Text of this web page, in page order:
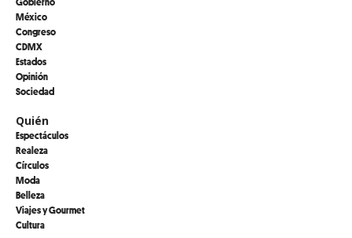
México
Congreso
CDMX
Estados
Opinión
Sociedad
Quién
Espectáculos
Realeza
Círculos
Moda
Belleza
Viajes y Gourmet
Cultura